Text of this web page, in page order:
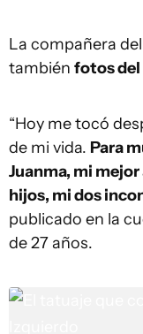
La compañera
también fotos
“Hoy me tocó
de mi vida. Para
Juanma, mi
hijos, mi dos
publicado en la
de 27 años.